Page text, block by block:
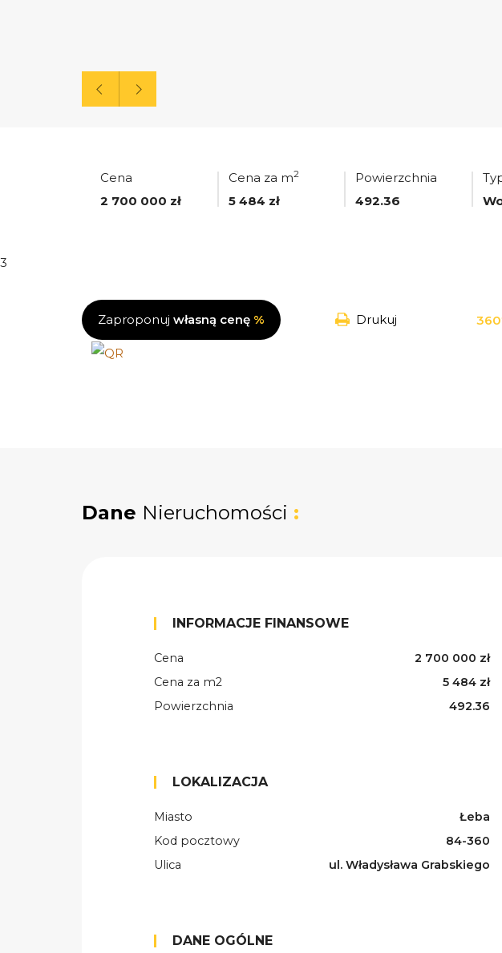
Cena
2 700 000 zł
Cena za m2
5 484 zł
Powierzchnia
492.36
3
Zaproponuj własną cenę % Drukuj 360
Dane Nieruchomości :
INFORMACJE FINANSOWE
Cena
2 700 000 zł
Cena za m2
5 484 zł
Powierzchnia
492.36
LOKALIZACJA
Miasto
Łeba
Kod pocztowy
84-360
Ulica
ul. Władysława Grabskiego
DANE OGÓLNE